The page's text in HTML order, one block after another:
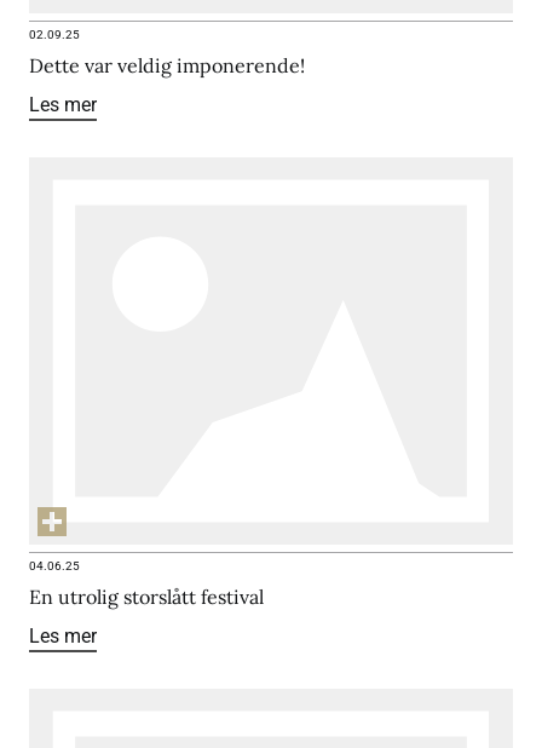
02.09.25
Dette var veldig imponerende!
Les mer
04.06.25
En utrolig storslått festival
Les mer